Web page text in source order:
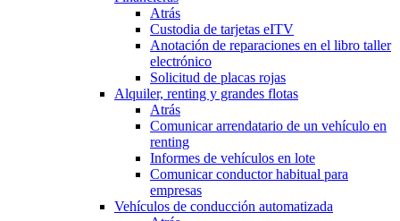
Atrás
Custodia de tarjetas eITV
Anotación de reparaciones en el libro taller
electrónico
Solicitud de placas rojas
Alquiler, renting y grandes flotas
Atrás
Comunicar arrendatario de un vehículo en
renting
Informes de vehículos en lote
Comunicar conductor habitual para
empresas
Vehículos de conducción automatizada